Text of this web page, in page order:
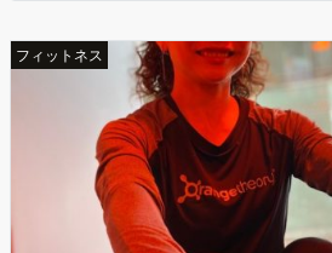
フィットネス